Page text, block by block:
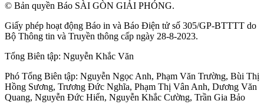
© Bản quyền Báo SÀI GÒN GIẢI PHÓNG.
Giấy phép hoạt động Báo in và Báo Điện tử số 305/GP-BTTTT do
Bộ Thông tin và Truyền thông cấp ngày 28-8-2023.
Tổng Biên tập: Nguyễn Khắc Văn
Phó Tổng Biên tập: Nguyễn Ngọc Anh, Phạm Văn Trường, Bùi Thị
Hồng Sương, Trương Đức Nghĩa, Phạm Thị Vân Anh, Dương Văn
Quang, Nguyễn Đức Hiển, Nguyễn Khắc Cường, Trần Gia Bảo